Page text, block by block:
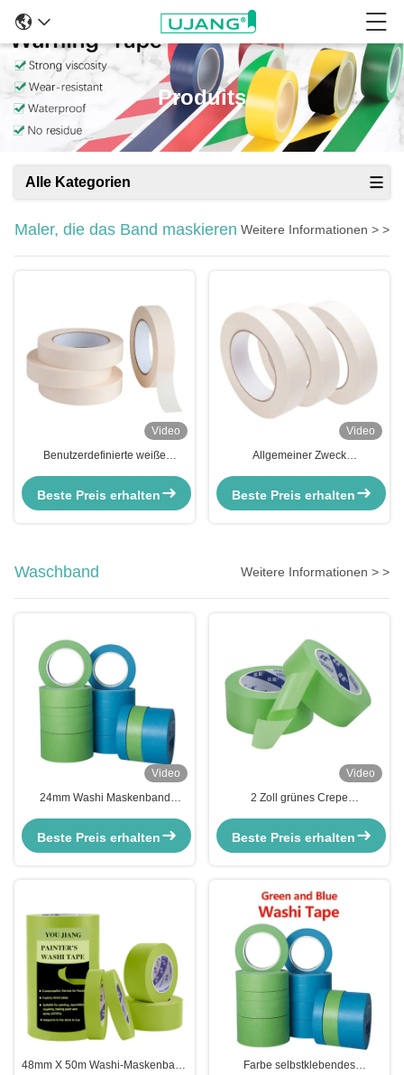
Produits
Alle Kategorien
Maler, die das Band maskieren Weitere Informationen > >
Video
Benutzerdefinierte weiße
Verhüllung Krepppapierband
Beste Preis erhalten
Video
Allgemeiner Zweck
Beste Preis erhalten
Waschband Weitere Informationen > >
Video
24mm Washi Maskenband
Grünmaler Maskenband für
Beste Preis erhalten
Video
2 Zoll grünes Crepe
Masking-Tape 48mm X 50m X
Beste Preis erhalten
48mm X 50m Washi-Maskenband
Farbe selbstklebendes